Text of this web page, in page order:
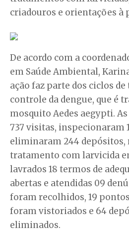
criadouros e orientações à
De acordo com a
em Saúde Ambiental,
ação faz parte dos ciclos
controle da dengue, que é
mosquito Aedes aegypti.
737 visitas, inspecionaram
eliminaram 244 depósitos,
tratamento com larvicida
lavrados 18 termos de
abertas e atendidas 09
foram recolhidos, 19
foram vistoriados e 64
eliminados.